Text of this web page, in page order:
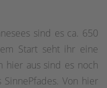
sind es ca. 650
Start seht ihr eine
hier aus sind es noch
Von hier